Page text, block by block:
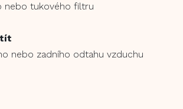
nebo tukového filtru
nebo zadního odtahu vzduchu